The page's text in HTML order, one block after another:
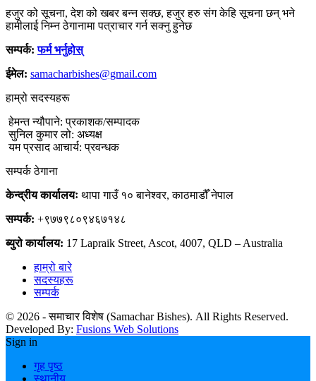
हजुर को सूचना, देश को खबर बन्न सक्छ, हजुर हरु संग केहि सूचना छन् भने
हामीलाई निम्न ठेगानामा पत्राचार गर्न सक्नु हुनेछ
सम्पर्क:फर्म भर्नुहोस्
ईमेल: samacharbishes@gmail.com
हाम्रो सदस्यहरू
हेमन्त न्यौपाने: प्रकाशक/सम्पादक
सुनिल कुमार लो: अध्यक्ष
यम प्रसाद आचार्य: प्रवन्धक
सम्पर्क ठेगाना
केन्द्रीय कार्यालयः थापा गाउँ १० बानेश्वर, काठमाडौँ नेपाल
सम्पर्क: +९७७९८०९४६७१४८
ब्युरो कार्यालय: 17 Lapraik Street, Ascot, 4007, QLD – Australia
हाम्रो बारे
सदस्यहरू
सम्पर्क
© 2026 - समाचार विशेष (Samachar Bishes). All Rights Reserved.
Developed By: Fusions Web Solutions
Sign in
गृह पृष्ठ
स्थानीय